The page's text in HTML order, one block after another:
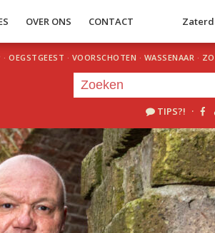
OVER ONS CONTACT
· OEGSTGEEST · VOORSCHOTEN · WASSENAAR ·
TIPS?! ·
15.00
Je luistert nu naar
«Vorig uur